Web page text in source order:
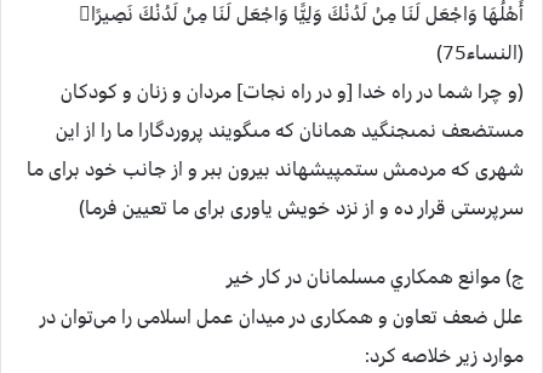
أَهْلُهَا وَاجْعَل لَنَا مِنْ لَدُنْكَ وَلِيًّا وَاجْعَل لَنَا مِنْ لَدُنْكَ نَصِيرًا
(النساء75)
(و چرا شما در راه خدا [و در راه نجات] مردان و زنان و كودكان
مستضعف نمى‏جنگيد همانان كه مى‏گويند پروردگارا ما را از اين
شهرى كه مردمش ستم‏پيشه‏اند بيرون ببر و از جانب خود براى ما
سرپرستى قرار ده و از نزد خويش ياورى براى ما تعيين فرما)
ج) موانع همكاري مسلمانان در كار خير
علل ضعف تعاون و همكاری در ميدان عمل اسلامی را می‌توان در
موارد زير خلاصه كرد: